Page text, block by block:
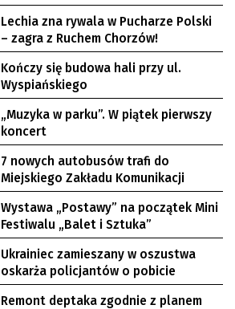
Lechia zna rywala w Pucharze Polski
– zagra z Ruchem Chorzów!
Kończy się budowa hali przy ul.
Wyspiańskiego
„Muzyka w parku”. W piątek pierwszy
koncert
7 nowych autobusów trafi do
Miejskiego Zakładu Komunikacji
Wystawa „Postawy” na początek Mini
Festiwalu „Balet i Sztuka”
Ukrainiec zamieszany w oszustwa
oskarża policjantów o pobicie
Remont deptaka zgodnie z planem